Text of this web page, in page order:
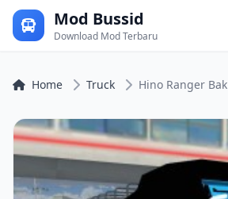
Mod Bussid
Download Mod Terbaru
Home Truck Hino Ranger Bak